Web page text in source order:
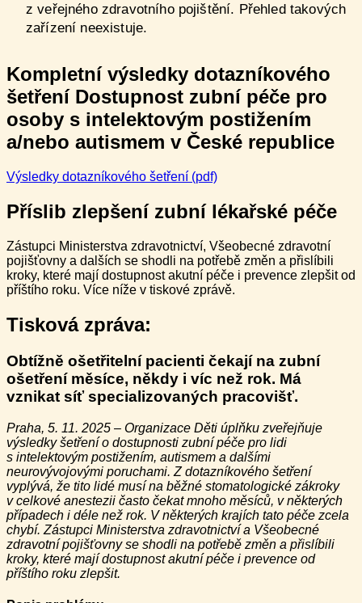
z veřejného zdravotního pojištění. Přehled takových
zařízení neexistuje.
Kompletní výsledky dotazníkového
šetření Dostupnost zubní péče pro
osoby s intelektovým postižením
a/nebo autismem v České republice
Výsledky dotazníkového šetření (pdf)
Příslib zlepšenízubní lékařské péče
Zástupci Ministerstva zdravotnictví, Všeobecné zdravotní
pojišťovny a dalších se shodli na potřebě změn a přislíbili
kroky, které mají dostupnost akutní péče i prevence zlepšit od
příštího roku. Více níže v tiskové zprávě.
Tisková zpráva:
Obtížně ošetřitelní pacienti čekají na zubní
ošetření měsíce, někdy i víc než rok. Má
vznikat síť specializovaných pracovišť.
Praha, 5. 11. 2025 – Organizace Děti úplňku zveřejňuje
výsledky šetření o dostupnosti zubní péče pro lidi
s intelektovým postižením, autismem a dalšími
neurovývojovými poruchami. Z dotazníkového šetření
vyplývá, že tito lidé musí na běžné stomatologické zákroky
v celkové anestezii často čekat mnoho měsíců, v některých
případech i déle než rok. V některých krajích tato péče zcela
chybí. Zástupci Ministerstva zdravotnictví a Všeobecné
zdravotní pojišťovny se shodli na potřebě změn a přislíbili
kroky, které mají dostupnost akutní péče i prevence od
příštího roku zlepšit.